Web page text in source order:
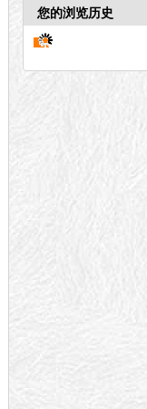
研究
您的浏览历史